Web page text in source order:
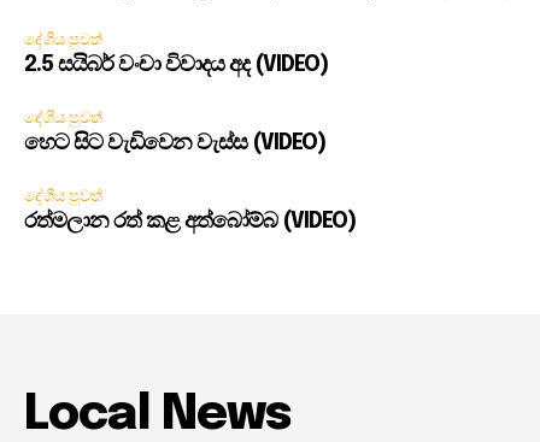
දේශීය පුවත්
2.5 සයිබර් වංචා විවාදය අද (VIDEO)
දේශීය පුවත්
හෙට සිට වැඩිවෙන වැස්ස (VIDEO)
දේශීය පුවත්
රත්මලාන රත් කළ අත්බෝම්බ (VIDEO)
Local News